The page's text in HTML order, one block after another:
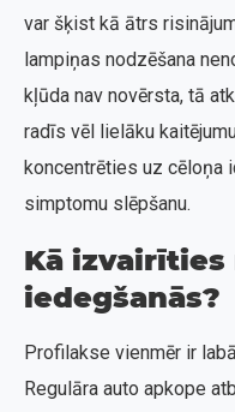
var šķist kā ātrs
lampiņas nodzēšana
kļūda nav novērsta, tā
radīs vēl lielāku
koncentrēties uz cēloņa
simptomu slēpšanu.
Kā izvairīties
iedegšanās?
Profilakse vienmēr ir
Regulāra auto apkope